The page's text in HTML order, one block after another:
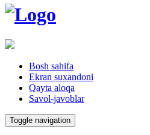
Bosh sahifa
Ekran suxandoni
Qayta aloqa
Savol-javoblar
Toggle navigation